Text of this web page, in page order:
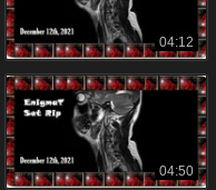
04:12
04:50